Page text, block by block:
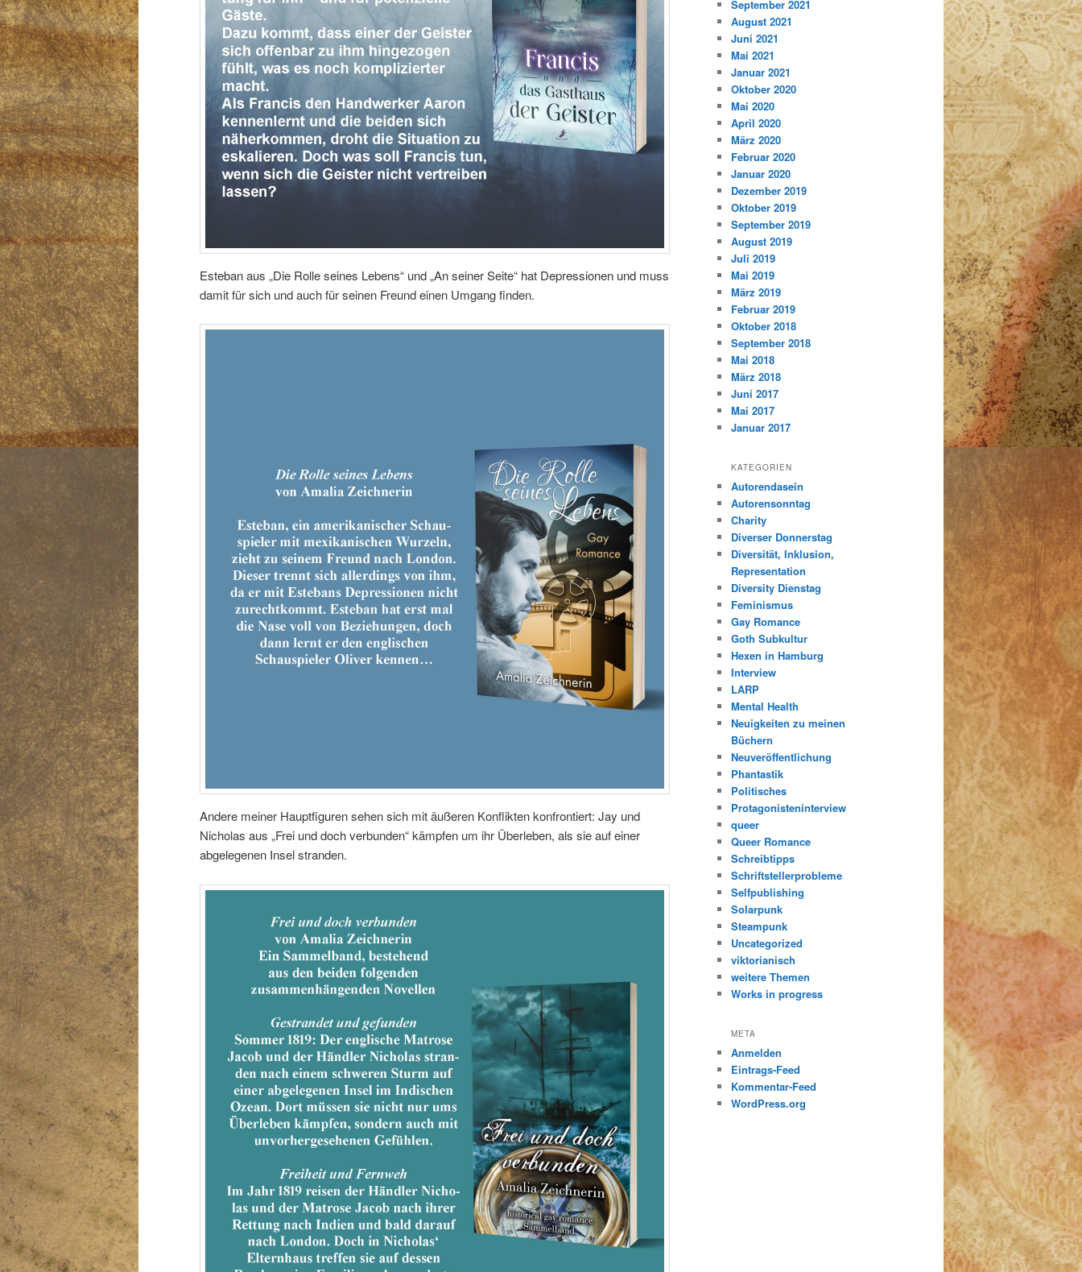
Esteban aus „Die Rolle seines Lebens“ und „An seiner Seite“ hat Depressionen und muss
damit für sich und auch für seinen Freund einen Umgang finden.
Andere meiner Hauptfiguren sehen sich mit äußeren Konflikten konfrontiert: Jay und
Nicholas aus „Frei und doch verbunden“ kämpfen um ihr Überleben, als sie auf einer
abgelegenen Insel stranden.
September 2021
August 2021
Juni 2021
Mai 2021
Januar 2021
Oktober 2020
Mai 2020
April 2020
März 2020
Februar 2020
Januar 2020
Dezember 2019
Oktober 2019
September 2019
August 2019
Juli 2019
Mai 2019
März 2019
Februar 2019
Oktober 2018
September 2018
Mai 2018
März 2018
Juni 2017
Mai 2017
Januar 2017
KATEGORIEN
Autorendasein
Autorensonntag
Charity
Diverser Donnerstag
Diversität, Inklusion,
Representation
Diversity Dienstag
Feminismus
Gay Romance
Goth Subkultur
Hexen in Hamburg
Interview
LARP
Mental Health
Neuigkeiten zu meinen
Büchern
Neuveröffentlichung
Phantastik
Politisches
Protagonisteninterview
queer
Queer Romance
Schreibtipps
Schriftstellerprobleme
Selfpublishing
Solarpunk
Steampunk
Uncategorized
viktorianisch
weitere Themen
Works in progress
META
Anmelden
Eintrags-Feed
Kommentar-Feed
WordPress.org